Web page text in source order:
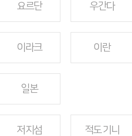
요르단 우간다
이라크 이란
일본
저지섬 적도 기니